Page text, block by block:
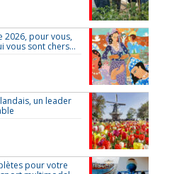
2026, pour vous,
vous sont chers…
un leader
pour votre